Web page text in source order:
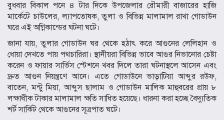
বুধবার বিকাল পনে ৪ টার দিকে উপজেলার রৌমারী বাজারের হাজি
মার্কেটে চাউলের, ল্যাপতোষক, তুলা ও বিভিন্ন মালামাল রাখা গোডাউন
ঘরে এই অগ্নিকান্ডের ঘটনা ঘটে।
জানা যায়, তুলার গোডাউন ঘর থেকে হঠাৎ করে আগুনের লেলিহান ও
ধোয়া দেখতে পায় পথচারিরা। স্থানীয়রা বিভিন্ন ভাবে আগুর নিভানোর চেষ্টা
করেন ও ফায়ার সার্ভিস স্টেশনে খবর দিলে তারা ঘটনাস্থলে আসেন এবং
দ্রুত আগুন নিয়ন্ত্রণে আনে। এতে গোডাউনে ভাড়াটিয়া আব্দুর রউফ,
বাতেন, মন্টু মিয়া, আব্দুস ছালাম ও গোডাউন মালিক মাহুবরের প্রায় ৮
লক্ষাধীক টাকার মালামাল ক্ষতি সাধিত হয়েছে। ধারনা করা হচ্ছে বৈদ্যুতিক
শর্ট সার্কিট থেকে আগুনের সূত্রপাত ঘটে।